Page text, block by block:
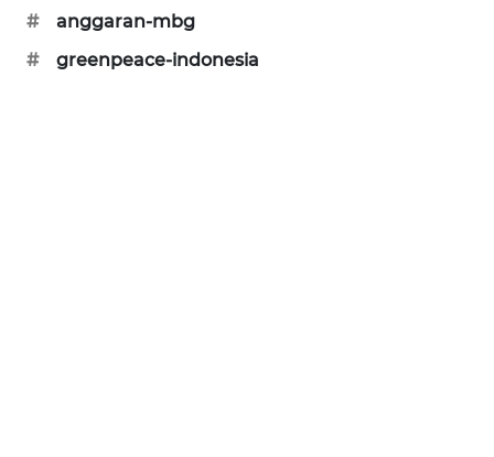
#
anggaran-mbg
#
greenpeace-indonesia